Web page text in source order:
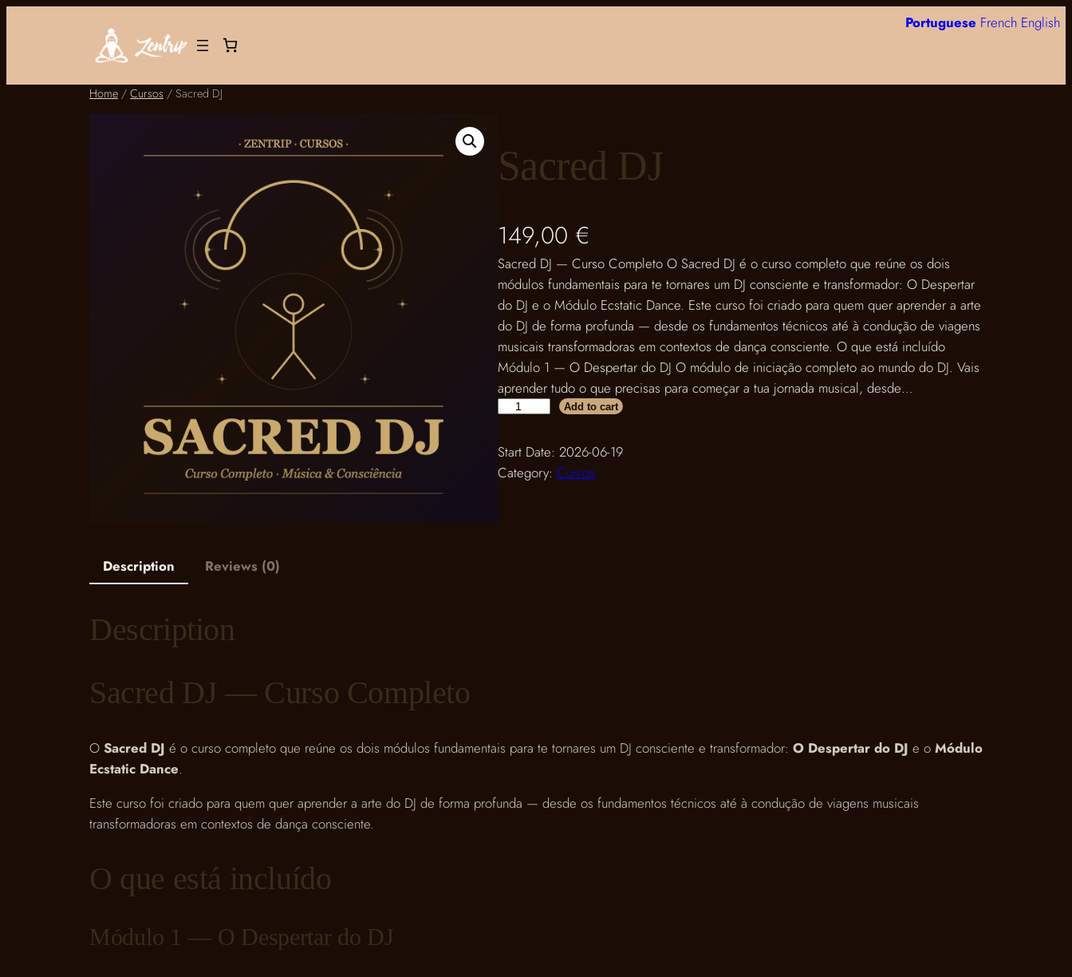
Home / Cursos / Sacred DJ
Sacred DJ
149,00 €
Sacred DJ — Curso Completo O Sacred DJ é o curso completo que reúne os dois
módulos fundamentais para te tornares um DJ consciente e transformador: O Despertar
do DJ e o Módulo Ecstatic Dance. Este curso foi criado para quem quer aprender a arte
do DJ de forma profunda — desde os fundamentos técnicos até à condução de viagens
musicais transformadoras em contextos de dança consciente. O que está incluído
Módulo 1 — O Despertar do DJ O módulo de iniciação completo ao mundo do DJ. Vais
aprender tudo o que precisas para começar a tua jornada musical, desde…
c
r
Add to cart
Start Date: 2026-06-19
Category: Cursos
Description Reviews (0)
Description
Sacred DJ — Curso Completo
O Sacred DJ é o curso completo que reúne os dois módulos fundamentais para te tornares um DJ consciente e transformador: O Despertar do DJ e o Módulo
Ecstatic Dance.
Este curso foi criado para quem quer aprender a arte do DJ de forma profunda — desde os fundamentos técnicos até à condução de viagens musicais
transformadoras em contextos de dança consciente.
O que está incluído
Módulo 1 — O Despertar do DJ
Portuguese French English